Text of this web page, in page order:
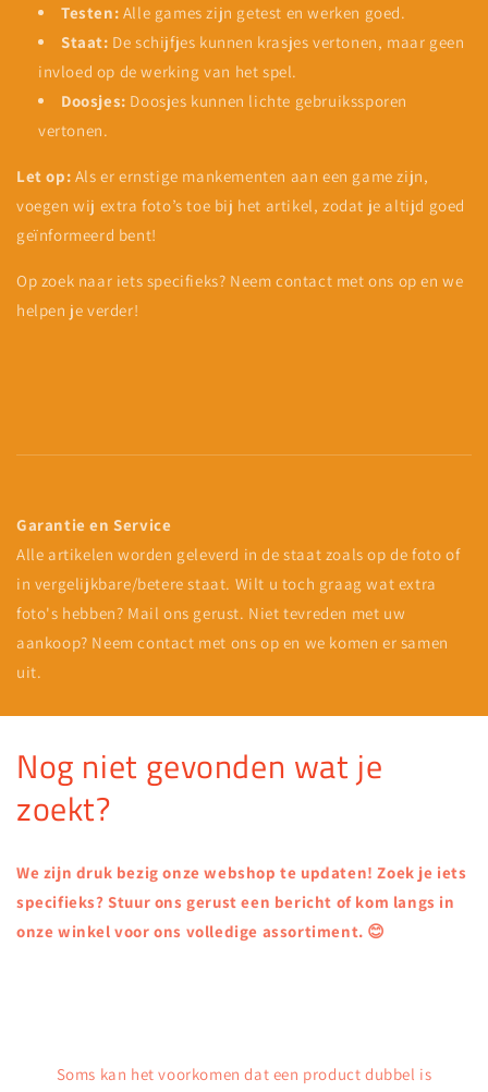
Testen: Alle games zijn getest en werken goed.
Staat: De schijfjes kunnen krasjes vertonen, maar geen
invloed op de werking van het spel.
Doosjes: Doosjes kunnen lichte gebruikssporen
vertonen.
Let op: Als er ernstige mankementen aan een game zijn,
voegen wij extra foto’s toe bij het artikel, zodat je altijd goed
geïnformeerd bent!
Op zoek naar iets specifieks? Neem contact met ons op en we
helpen je verder!
Garantie en Service
Alle artikelen worden geleverd in de staat zoals op de foto of
in vergelijkbare/betere staat. Wilt u toch graag wat extra
foto's hebben? Mail ons gerust. Niet tevreden met uw
aankoop? Neem contact met ons op en we komen er samen
uit.
Nog niet gevonden wat je
zoekt?
We zijn druk bezig onze webshop te updaten! Zoek je iets
specifieks? Stuur ons gerust een bericht of kom langs in
onze winkel voor ons volledige assortiment. 😊
Soms kan het voorkomen dat een product dubbel is